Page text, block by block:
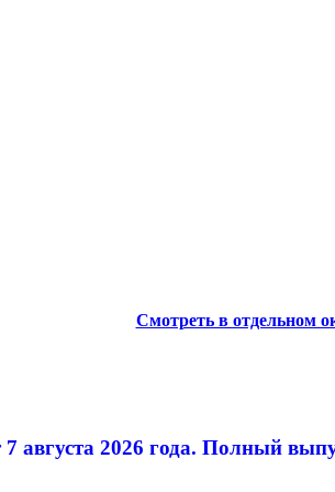
Смотреть в отдельном
августа 2026 года. Полный